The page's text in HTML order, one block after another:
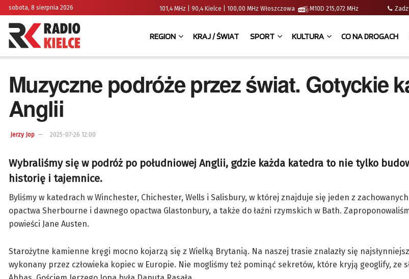
sobota, 8 sierpnia 2026 101,4 MHz | 90,4 Kielce | 100,00 MHz Włoszczowa M10D 215,072 MHz
REGION KRAJ / ŚWIAT SPORT KULTURA CO NA DROGACH
Muzyczne podróże przez świat. Gotyckie
Anglii
Jerzy Jop 2025-07-26 12:00
Wybraliśmy się w podróż po południowej Anglii, gdzie każda katedra to nie tylko
historię i tajemnice.
Byliśmy w katedrach w Winchester, Chichester, Wells i Salisbury, w której znajduje się jeden z
opactwa Sherbourne i dawnego opactwa Glastonbury, a także do łaźni rzymskich w Bath.
powieści Jane Austen.
Starożytne kamienne kręgi mocno kojarzą się z Wielką Brytanią. Na naszej trasie znalazły się
wykonany przez człowieka kopiec w Europie. Nie mogliśmy też pominąć sekretów, które kryją geoglify, ze